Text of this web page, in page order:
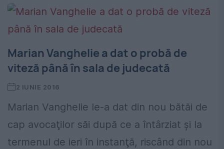
Marian Vanghelie a dat o probă de
viteză până în sala de judecată
2 IUNIE 2016
Marian Vanghelie le-a dat din nou bătăi de
cap avocaţilor săi după ce a întârziat şi la
termenul de ieri în instanţă, riscând din nou